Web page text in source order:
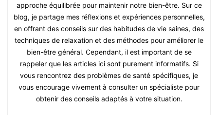
approche équilibrée pour maintenir notre bien-être. Sur ce
blog, je partage mes réflexions et expériences personnelles,
en offrant des conseils sur des habitudes de vie saines, des
techniques de relaxation et des méthodes pour améliorer le
bien-être général. Cependant, il est important de se
rappeler que les articles ici sont purement informatifs. Si
vous rencontrez des problèmes de santé spécifiques, je
vous encourage vivement à consulter un spécialiste pour
obtenir des conseils adaptés à votre situation.